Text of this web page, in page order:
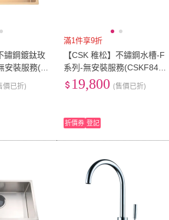
鏽鋼鍍鈦玫
裝服務(C
價已折)
滿1件享9折
【CSK 稚松】不鏽鋼水槽-F
系列-無安裝服務(CSKF844
6) 19,800 (售價已折)
折價券 登記